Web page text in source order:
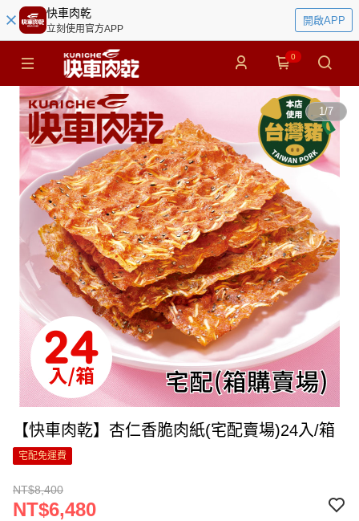
快車肉乾
立刻使用官方APP
開啟APP
0
1/7
【快車肉乾】杏仁香脆肉紙(宅配賣場)24入/箱
宅配免運費
NT$8,400
NT$6,480